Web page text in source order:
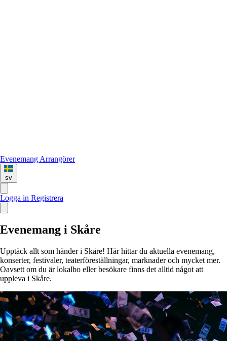
Evenemang Arrangörer
sv
Logga in Registrera
Evenemang i Skåre
Upptäck allt som händer i Skåre! Här hittar du aktuella evenemang,
konserter, festivaler, teaterföreställningar, marknader och mycket mer.
Oavsett om du är lokalbo eller besökare finns det alltid något att
uppleva i Skåre.